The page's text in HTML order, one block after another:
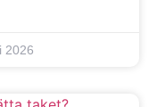
2026